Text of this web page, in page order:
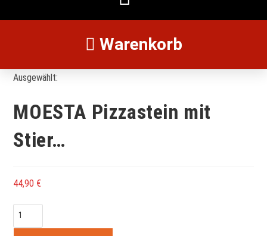
Warenkorb
Ausgewählt:
MOESTA Pizzastein mit
Stier…
44,90 €
MOESTA
Pizzastein